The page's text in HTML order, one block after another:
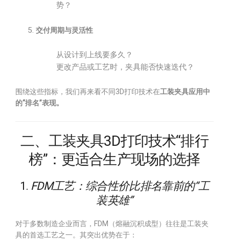
势？
交付周期与灵活性
从设计到上线要多久？
更改产品或工艺时，夹具能否快速迭代？
围绕这些指标，我们再来看不同3D打印技术在工装夹具应用中
的“排名”表现。
二、工装夹具3D打印技术“排行
榜”：更适合生产现场的选择
1. FDM工艺：综合性价比排名靠前的“工
装英雄”
对于多数制造企业而言，FDM（熔融沉积成型）往往是工装夹
具的首选工艺之一。其突出优势在于：